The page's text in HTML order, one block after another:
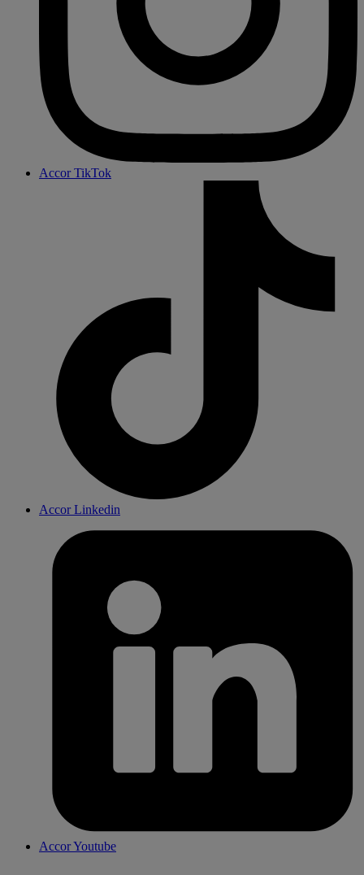
Accor TikTok
Accor Linkedin
Accor Youtube